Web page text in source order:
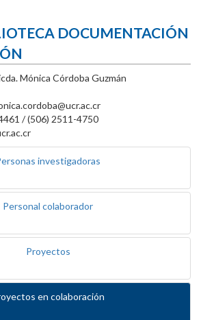
DOCUMENTACIÓN
Mónica Córdoba Guzmán
/ (506) 2511-4750
investigadoras
Personal colaborador
Proyectos
en colaboración